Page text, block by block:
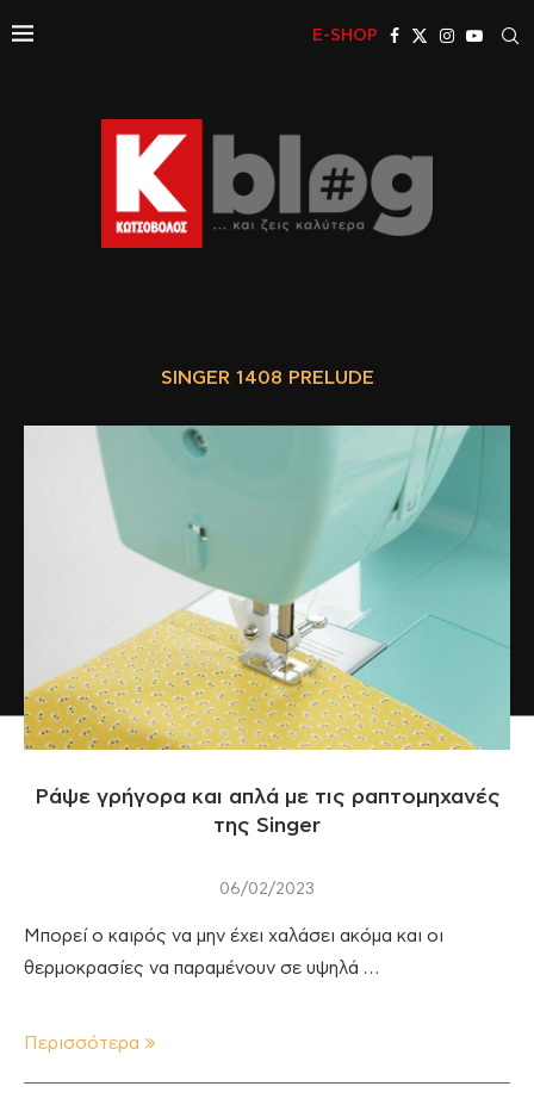
E-SHOP
SINGER 1408 PRELUDE
Ράψε γρήγορα και απλά με τις ραπτομηχανές
της Singer
06/02/2023
Μπορεί ο καιρός να μην έχει χαλάσει ακόμα και οι
θερμοκρασίες να παραμένουν σε υψηλά …
Περισσότερα